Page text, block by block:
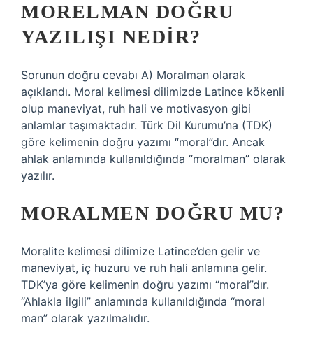
MORELMAN DOĞRU
YAZILIŞI NEDIR?
Sorunun doğru cevabı A) Moralman olarak
açıklandı. Moral kelimesi dilimizde Latince kökenli
olup maneviyat, ruh hali ve motivasyon gibi
anlamlar taşımaktadır. Türk Dil Kurumu’na (TDK)
göre kelimenin doğru yazımı “moral”dır. Ancak
ahlak anlamında kullanıldığında “moralman” olarak
yazılır.
MORALMEN DOĞRU MU?
Moralite kelimesi dilimize Latince’den gelir ve
maneviyat, iç huzuru ve ruh hali anlamına gelir.
TDK’ya göre kelimenin doğru yazımı “moral”dır.
“Ahlakla ilgili” anlamında kullanıldığında “moral
man” olarak yazılmalıdır.